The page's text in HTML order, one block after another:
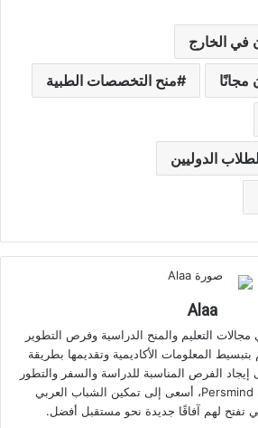
في الخارج
منح التخصصات الطبية
الدوليين
Alaa
التعليم والمنح الدراسية وفرص التطوير
المعلومات الأكاديمية وتقديمها بطريقة
الفرص المناسبة للدراسة والسفر والتطور
المهني. من خلال منصة Persmind، أسعى إلى تمكين الشباب العربي
تفتح لهم آفاقًا جديدة نحو مستقبل أفضل.